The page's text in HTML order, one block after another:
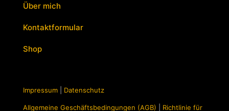
Über mich
Kontaktformular
Shop
Impressum Datenschutz
Allgemeine Geschäftsbedingungen (AGB) Richtlinie für